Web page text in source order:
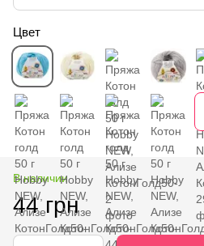
Цвет
В наличии
44 грн